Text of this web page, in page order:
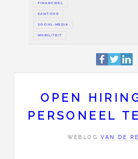
Overzichtspagina's
ADMINISTRATIE
MOBILITEIT
OPEN
PERSONEEL
WEBLOGVAN DE